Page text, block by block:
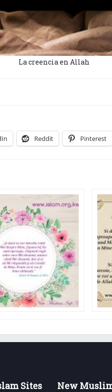
La creencia en Allah
Reddit Pinterest
Sites
New